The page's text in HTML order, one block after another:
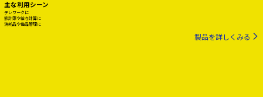
主な利用シーン
テレワークに
家計簿や給与計算に
消耗品や備品管理に
製品を詳しくみる